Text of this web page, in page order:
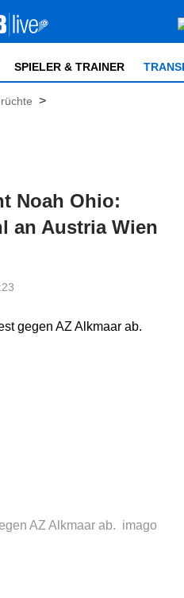
SPIELER & TRAINER
>
Noah Ohio:
an Austria Wien
AZ Alkmaar ab. imago